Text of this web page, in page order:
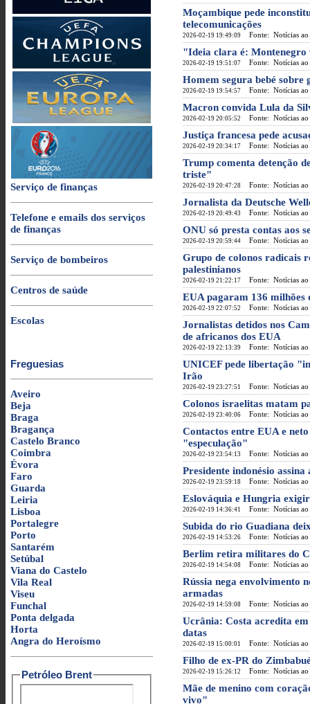
Serviço de finanças
Telefone e emails dos serviços
de finanças
Serviço de bombeiros
Centros de saúde
Escolas
Freguesias
Aveiro
Beja
Braga
Bragança
Castelo Branco
Coimbra
Évora
Faro
Guarda
Leiria
Lisboa
Portalegre
Porto
Santarém
Setúbal
Viana do Castelo
Vila Real
Viseu
Funchal
Ponta delgada
Horta
Angra do Heroísmo
Petróleo Brent
Moçambique pede
telecomunicações
2026-02-19 19:49:09 Fonte: Notícias
"Ideia clara é: Montenegro
2026-02-19 19:51:07 Fonte: Notícias
Homem segura bebé
2026-02-19 19:54:57 Fonte: Notícias
Macron convida Lula da
2026-02-19 20:05:52 Fonte: Notícias
Justiça francesa pede
2026-02-19 20:34:17 Fonte: Notícias
Trump comenta detenção
triste"
2026-02-19 20:47:28 Fonte: Notícias
Jornalista da Deutsche
2026-02-19 20:49:43 Fonte: Notícias
ONU só presta contas aos
2026-02-19 20:59:44 Fonte: Notícias
Grupo de colonos radicais
palestinianos
2026-02-19 21:22:17 Fonte: Notícias
EUA pagaram 136 milhões
2026-02-19 22:07:52 Fonte: Notícias
Jornalistas detidos nos
de africanos dos EUA
2026-02-19 22:13:39 Fonte: Notícias
UNICEF pede libertação
Irão
2026-02-19 23:27:51 Fonte: Notícias
Colonos israelitas matam
2026-02-19 23:40:06 Fonte: Notícias
Contactos entre EUA e
"especulação"
2026-02-19 23:54:13 Fonte: Notícias
Presidente indonésio
2026-02-19 23:59:18 Fonte: Notícias
Eslováquia e Hungria
2026-02-19 14:36:41 Fonte: Notícias
Subida do rio Guadiana
2026-02-19 14:53:26 Fonte: Notícias
Berlim retira militares do
2026-02-19 14:54:08 Fonte: Notícias
Rússia nega envolvimento
armadas
2026-02-19 14:59:08 Fonte: Notícias
Ucrânia: Costa acredita
datas
2026-02-19 15:00:01 Fonte: Notícias
Filho de ex-PR do
2026-02-19 15:26:12 Fonte: Notícias
Mãe de menino com
vivo"